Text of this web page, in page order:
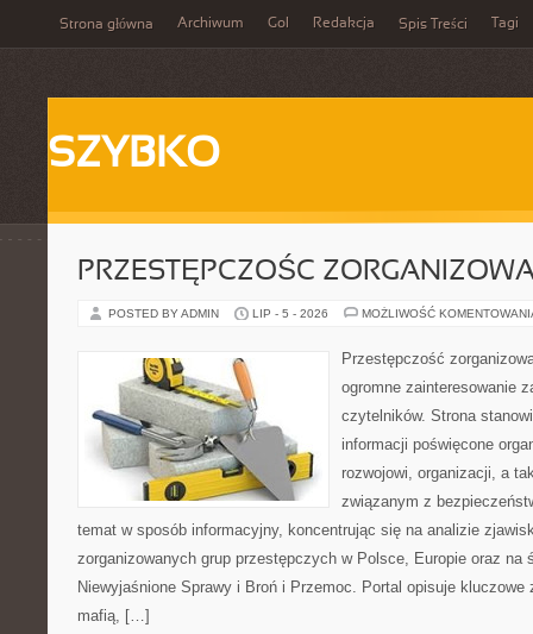
Strona główna Archiwum Gol Redakcja Spis Treści Tagi
SZYBKO
PRZESTĘPCZOŚC
POSTED BY ADMIN LIP - 5 - 2026 MOŻLIWOŚĆ
Przestępczość
ogromne zainteresowanie
czytelników. Strona
informacji poświęcone
rozwojowi, organizacji, a
związanym z
temat w sposób informacyjny, koncentrując się na analizie
zorganizowanych grup przestępczych w Polsce, Europie oraz na
Niewyjaśnione Sprawy i Broń i Przemoc. Portal opisuje kluczowe
mafią, […]